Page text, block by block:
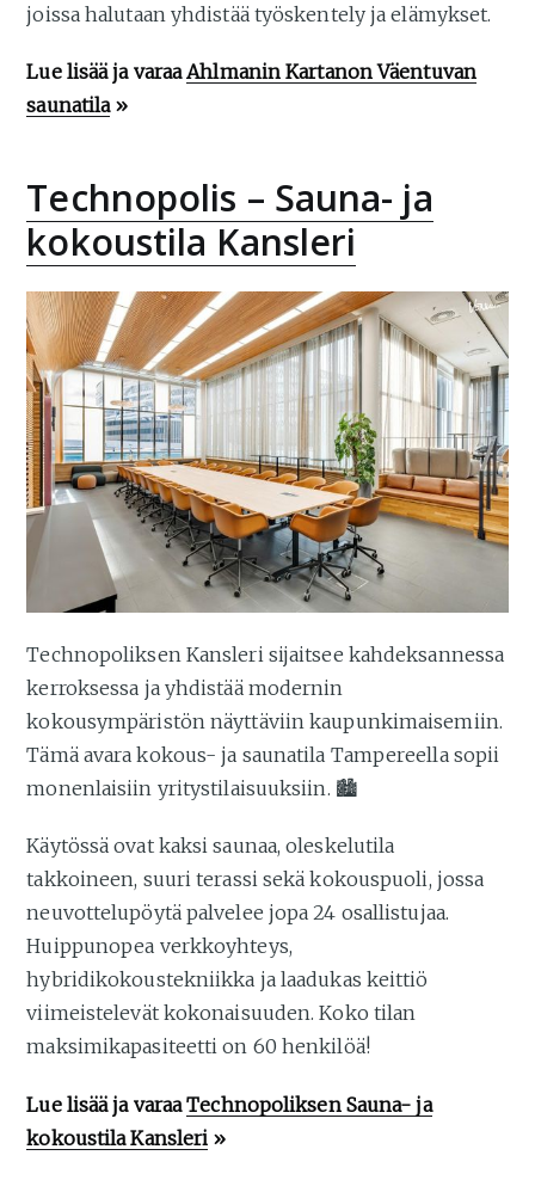
joissa halutaan yhdistää työskentely ja elämykset.
Lue lisää ja varaaAhlmanin Kartanon Väentuvan
saunatila»
Technopolis – Sauna- ja
kokoustila Kansleri
Technopoliksen Kansleri sijaitsee kahdeksannessa
kerroksessa ja yhdistää modernin
kokousympäristön näyttäviin kaupunkimaisemiin.
Tämä avara kokous- ja saunatila Tampereella sopii
monenlaisiin yritystilaisuuksiin. 🏙️
Käytössä ovat kaksi saunaa, oleskelutila
takkoineen, suuri terassi sekä kokouspuoli, jossa
neuvottelupöytä palvelee jopa 24 osallistujaa.
Huippunopea verkkoyhteys,
hybridikokoustekniikka ja laadukas keittiö
viimeistelevät kokonaisuuden. Koko tilan
maksimikapasiteetti on 60 henkilöä!
Lue lisää ja varaaTechnopoliksen Sauna- ja
kokoustila Kansleri »